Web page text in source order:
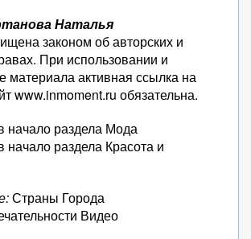
Наталья
законом об авторских и
При использовании и
материала активная ссылка на
www.inmoment.ru обязательна.
начало раздела Мода
начало раздела Красота и
Страны Города
Видео